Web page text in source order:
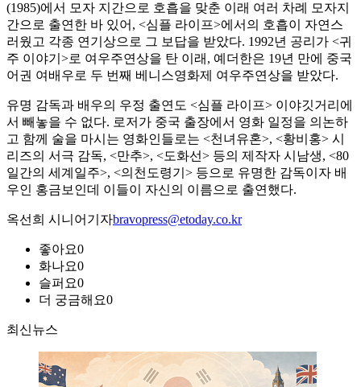
(1985)에서 모자 지간으로 호흡을 맞춘 이래 여러 차례 모자지
간으로 출연한 바 있어, <심플 라이프>에서의 호흡이 자연스
러웠고 각종 연기상으로 그 보답을 받았다. 1992년 공리가 <귀
주 이야기>로 여우주연상을 탄 이래, 예더한은 19년 만에 중국
어권 여배우로 두 번째 베니스영화제 여우주연상을 받았다.
유명 감독과 배우의 우정 출연도 <심플 라이프> 이야깃거리에
서 빼놓을 수 없다. 로저가 중국 출장에서 영화 일정을 의논하
고 함께 술을 마시는 영화인들로는 <천녀유혼>, <황비홍> 시
리즈의 서극 감독, <만추>, <도화선> 등의 제작자 시남생, <80
일간의 세계일주>, <의천도령기> 등으로 유명한 감독이자 배
우인 홍금보인데 이들이 자신의 이름으로 출연했다.
옥선희 시니어기자bravopress@etoday.co.kr
좋아요0
화나요0
슬퍼요0
더 궁금해요0
최신뉴스